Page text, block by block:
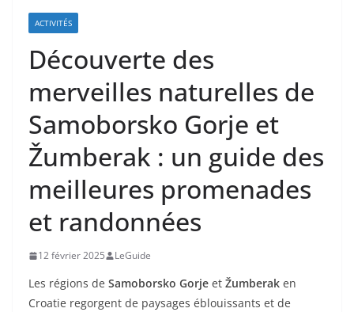
ACTIVITÉS
Découverte des
merveilles naturelles de
Samoborsko Gorje et
Žumberak : un guide des
meilleures promenades
et randonnées
12 février 2025 LeGuide
Les régions de Samoborsko Gorje et Žumberak en
Croatie regorgent de paysages éblouissants et de